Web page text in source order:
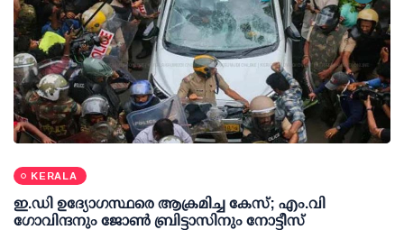
KERALA
ഇ.ഡി ഉദ്യോഗസ്ഥരെ ആക്രമിച്ച കേസ്; എം.വി
ഗോവിന്ദനും ജോണ്‍ ബ്രിട്ടാസിനും നോട്ടീസ്